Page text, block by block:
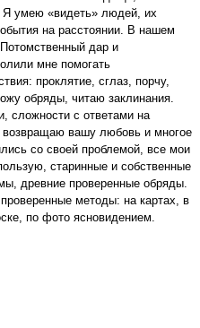
Я умею «видеть» людей, их
на расстоянии. В нашем
дар и
мне помогать
проклятие, сглаз, порчу,
обряды, читаю заклинания.
сложности с ответами на
вашу любовь и многое
со своей проблемой, все мои
старинные и собственные
древние проверенные обряды.
методы: на картах, в
по фото ясновидением.